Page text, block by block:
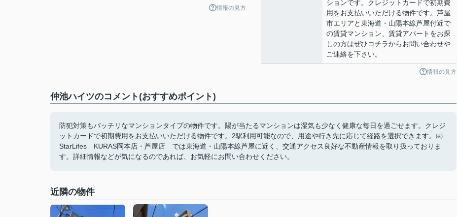
情報の見方
ションです。クレジットカードで初期費
用をお支払いいただける物件です。芦屋
市エリアと東海道・山陽本線芦屋付近で
の賃貸マンション、賃貸アパートをお探
しの方はぜひコチラからお問い合わせや
ご連絡を下さい。
情報の見方
仲池ハイツのコメント(おすすめポイント)
防犯対策もバッチリなマンションタイプの物件です。陽が当たるマンションは湿気も少なく健康な毎日を過ごせます。クレジ
ットカードで初期費用をお支払いいただける物件です。2駅利用可能なので、用途や行き先に応じて経路を選択できます。㈱
StarLifes KURAS岡本店・芦屋店 では東海道・山陽本線芦屋に近く、交通アクセス良好な不動産情報を取り扱っておりま
す。詳細情報などが気になるのであれば、お気軽にお問い合わせください。
近隣の物件